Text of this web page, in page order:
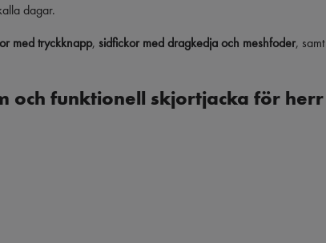
dagar.
med tryckknapp, sidfickor med dragkedja och meshfoder, samt
och funktionell skjortjacka för herr